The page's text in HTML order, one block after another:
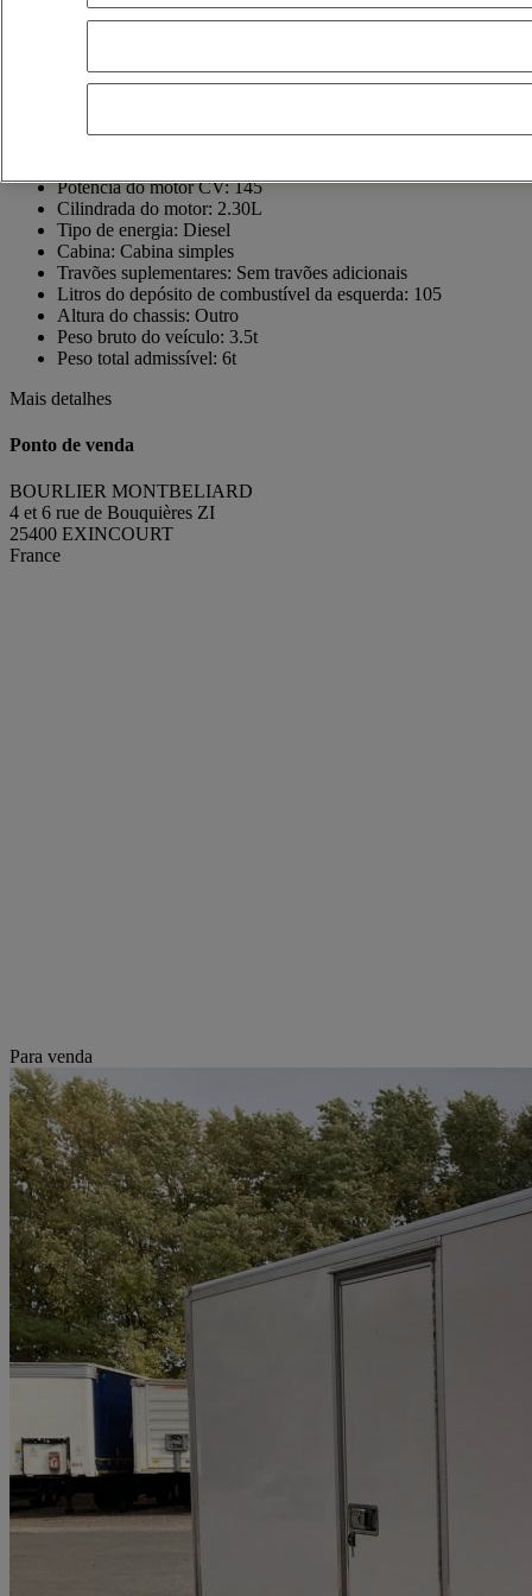
Potência do motor CV: 145
Cilindrada do motor: 2.30L
Tipo de energia: Diesel
Cabina: Cabina simples
Travões suplementares: Sem travões adicionais
Litros do depósito de combustível da esquerda: 105
Altura do chassis: Outro
Peso bruto do veículo: 3.5t
Peso total admissível: 6t
Mais detalhes
Ponto de venda
BOURLIER MONTBELIARD
4 et 6 rue de Bouquières ZI
25400 EXINCOURT
France
Para venda